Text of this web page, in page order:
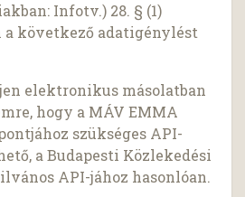
Infotv.) 28. § (1)
a következő adatigénylést
elektronikus másolatban
hogy a MÁV EMMA
szükséges API-
a Budapesti Közlekedési
API-jához hasonlóan.